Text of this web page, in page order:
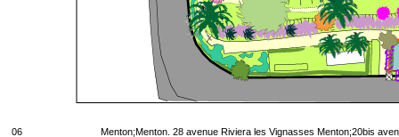
06 Menton;Menton. 28 avenue Riviera les Vignasses Menton;20bis